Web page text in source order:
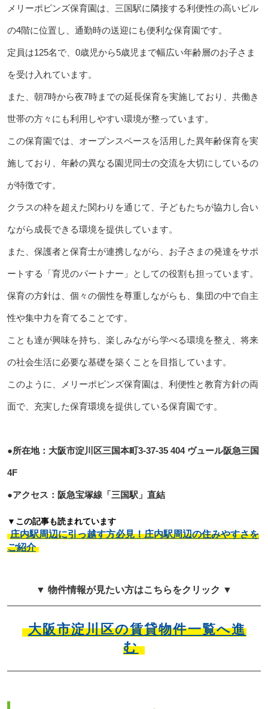
メリーポピンズ保育園は、三国駅に隣接する利便性の高いビル
の4階に位置し、通勤時の送迎にも便利な保育園です。
定員は125名で、0歳児から5歳児まで幅広い年齢層のお子さま
を受け入れています。
また、朝7時から夜7時までの延長保育を実施しており、共働き
世帯の方々にも利用しやすい環境が整っています。
この保育園では、オープンスペースを活用した異年齢保育を実
施しており、年齢の異なる園児同士の交流を大切にしているの
が特徴です。
クラスの枠を超えた関わりを通じて、子どもたちが協力し合い
ながら成長できる環境を提供しています。
また、保護者と保育士が連携しながら、お子さまの発達をサポ
ートする「育児のパートナー」としての役割も担っています。
保育の方針は、個々の個性を尊重しながらも、集団の中で自主
性や集中力を育てることです。
ことも達が興味を持ち、楽しみながら学べる環境を整え、将来
の社会生活に必要な基礎を築くことを目指しています。
このように、メリーポピンズ保育園は、利便性と教育方針の両
面で、充実した保育環境を提供している保育園です。
●所在地：大阪市淀川区三国本町3-37-35 404 ヴュール阪急三国
4F
●アクセス：阪急宝塚線「三国駅」直結
▼この記事も読まれています
庄内駅周辺に引っ越す方必見！庄内駅周辺の住みやすさを
ご紹介
▼ 物件情報が見たい方はこちらをクリック ▼
大阪市淀川区の賃貸物件一覧へ進
む